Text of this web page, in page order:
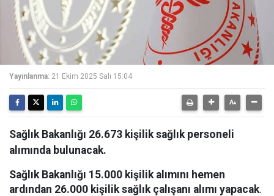
Yayınlanma: 21 Ekim 2025 Salı 15:04
Sağlık Bakanlığı 26.673 kişilik sağlık personeli
alımında bulunacak.
Sağlık Bakanlığı 15.000 kişilik alımını hemen
ardından 26.000 kişilik sağlık çalışanı alımı yapacak.